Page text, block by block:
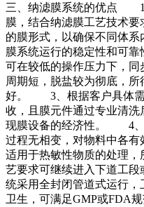
三、纳滤膜系统的优点 1
膜，结合纳滤膜工艺技术
的膜形式，以确保不同体
膜系统运行的稳定性和可
可在较低的操作压力下，
周期短，脱盐较为彻底，
好。 3、根据客户具体需
收，且膜元件通过专业清
现膜设备的经济性。 4、
过程无相变，对物料中各有
适用于热敏性物质的处理
艺要求可继续进入下道工
统采用全封闭管道式运行
卫生，可满足GMP或